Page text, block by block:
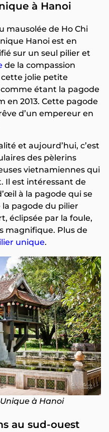
à Hanoi
mausolée de Ho Chi
Hanoi est en
sur un seul pilier et
de la compassion
cette jolie petite
étant la pagode
en 2013. Cette pagode
d’un empereur en
et aujourd’hui, c’est
des pèlerins
vietnamiennes qui
Il est intéressant de
à la pagode qui se
pagode du pilier
éclipsée par la foule,
magnifique. Plus de
unique.
à Hanoi
au sud-ouest